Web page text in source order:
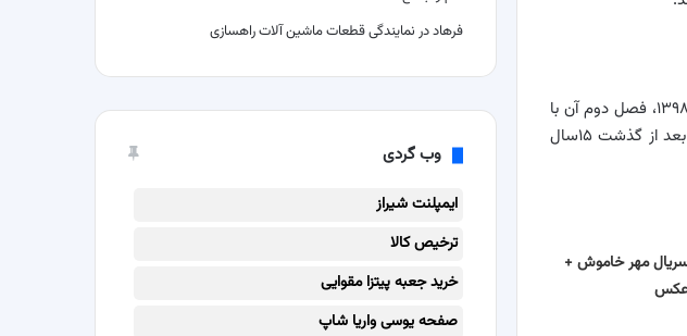
مدیری «مرد هزار چهره» را برای شبکه3 و پخش در نوروز سال۱۳۹۷ ساخت. در پی موفقیت آن در سال۱۳۹۸، فصل دوم آن با
نام «مرد دوهزار چهره» تولید شد که البته نتوانست موفقیت فصل اول را تکرار کند. حالا او قصد دارد بعد از گذشت ۱۵سال
سریال مهر خاموش +
عکس
فرهاددر نمایندگی قطعات ماشین آلات راهسازی
وب گردی
ایمپلنت شیراز
ترخیص کالا
خرید جعبه پیتزا مقوایی
صفحه یوسی واریا شاپ